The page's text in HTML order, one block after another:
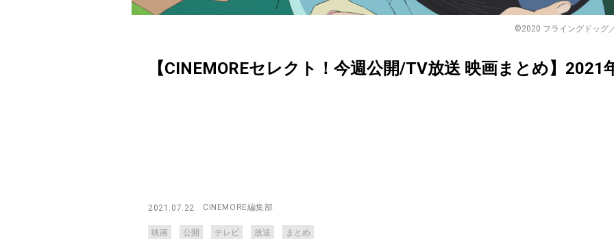
©2020 フライングドッグ
【CINEMOREセレクト！今週公開/TV放送 映画まとめ】2021
2021.07.22 CINEMORE編集部
映画 公開 テレビ 放送 まとめ